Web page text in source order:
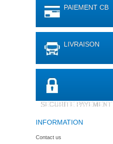
PAIEMENT CB
LIVRAISON
SECURITE PAYEMENT
INFORMATION
Contact us